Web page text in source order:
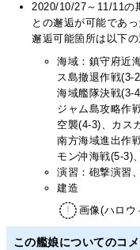
2020/10/27～11/11の
との邂逅が可能であっ
邂逅可能箇所は以下の
海域：鎮守府近
ス島撤退作戦(3-
海域艦隊決戦(3-
ジャム島攻略作
空襲(4-3)、カス
南方海域進出作
モン沖海戦(5-3)
演習：砲撃演習
建造
画像(ハロウ
この艦娘についてのコ